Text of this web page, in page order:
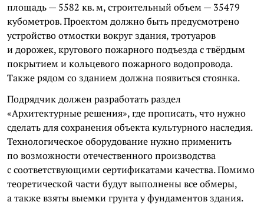
площадь — 5582 кв. м, строительный объем — 35479
кубометров. Проектом должно быть предусмотрено
устройство отмостки вокруг здания, тротуаров
и дорожек, кругового пожарного подъезда с твёрдым
покрытием и кольцевого пожарного водопровода.
Также рядом со зданием должна появиться стоянка.
Подрядчик должен разработать раздел
«Архитектурные решения», где прописать, что нужно
сделать для сохранения объекта культурного наследия.
Технологическое оборудование нужно применить
по возможности отечественного производства
с соответствующими сертификатами качества. Помимо
теоретической части будут выполнены все обмеры,
а также взяты выемки грунта у фундаментов здания.